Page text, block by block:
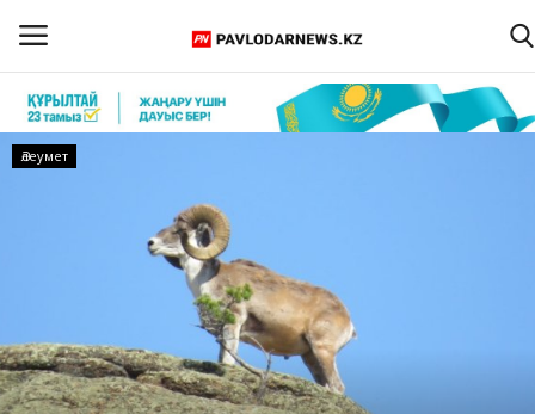
Кіру Тіркелу
Бізбен байланыс
ПАВЛОДАР ОБЛЫСЫ
ҚАЗАҚСТАН
Әлеумет